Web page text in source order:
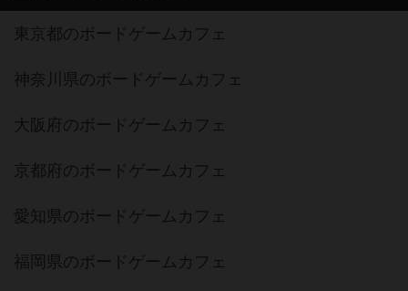
東京都のボードゲームカフェ
神奈川県のボードゲームカフェ
大阪府のボードゲームカフェ
京都府のボードゲームカフェ
愛知県のボードゲームカフェ
福岡県のボードゲームカフェ